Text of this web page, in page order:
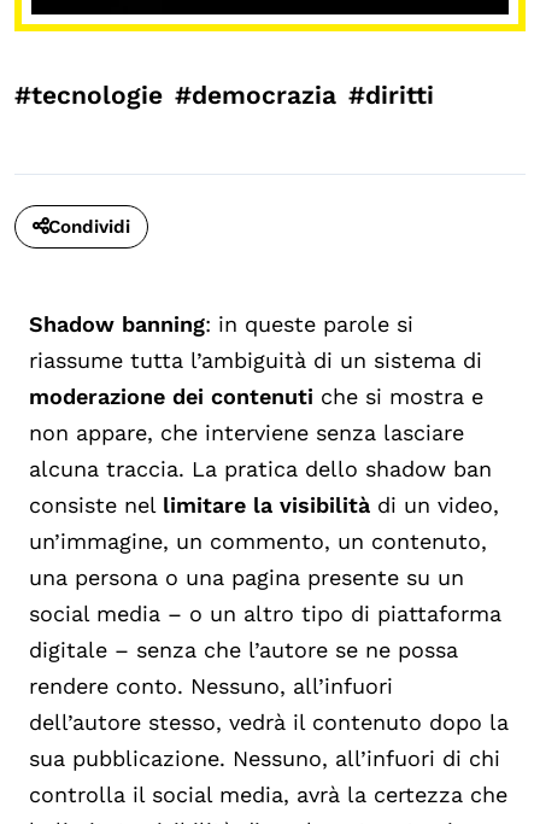
#tecnologie #democrazia #diritti
Condividi
Shadow banning: in queste parole si
riassume tutta l’ambiguità di un sistema di
moderazione dei contenuti che si mostra e
non appare, che interviene senza lasciare
alcuna traccia. La pratica dello shadow ban
consiste nel limitare la visibilità di un video,
un’immagine, un commento, un contenuto,
una persona o una pagina presente su un
social media – o un altro tipo di piattaforma
digitale – senza che l’autore se ne possa
rendere conto. Nessuno, all’infuori
dell’autore stesso, vedrà il contenuto dopo la
sua pubblicazione. Nessuno, all’infuori di chi
controlla il social media, avrà la certezza che